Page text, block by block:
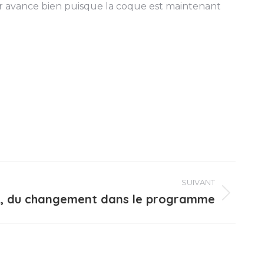
avance bien puisque la coque est maintenant
SUIVANT
du changement dans le programme